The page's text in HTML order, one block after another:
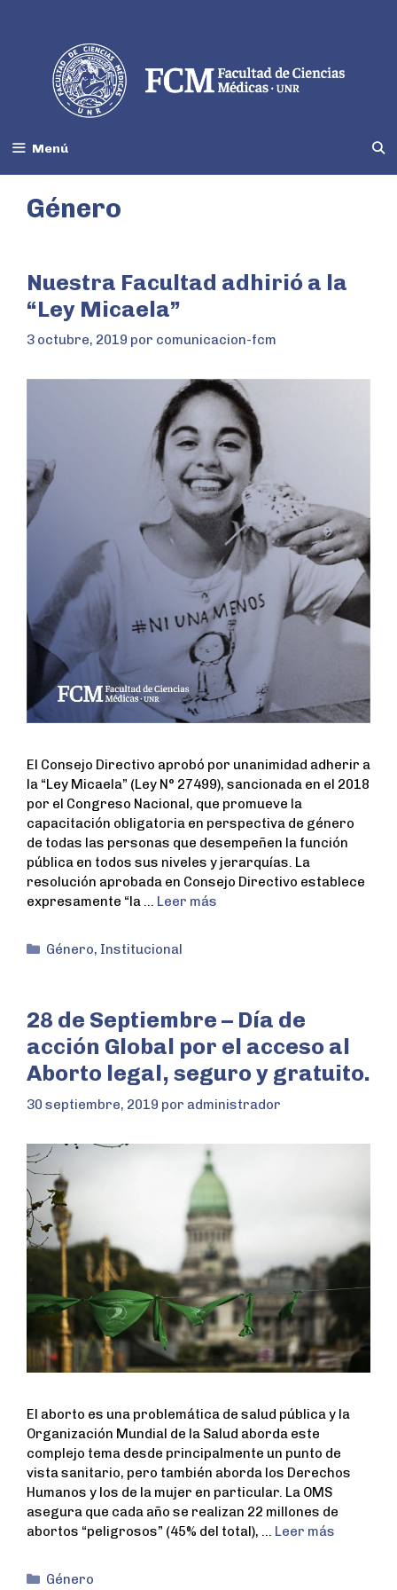
Menú
Género
Nuestra Facultad adhirió a la
“Ley Micaela”
3 octubre, 2019 por comunicacion-fcm
El Consejo Directivo aprobó por unanimidad adherir a
la “Ley Micaela” (Ley N° 27499), sancionada en el 2018
por el Congreso Nacional, que promueve la
capacitación obligatoria en perspectiva de género
de todas las personas que desempeñen la función
pública en todos sus niveles y jerarquías. La
resolución aprobada en Consejo Directivo establece
expresamente “la … Leer más
Género, Institucional
28 de Septiembre – Día de
acción Global por el acceso al
Aborto legal, seguro y gratuito.
30 septiembre, 2019 por administrador
El aborto es una problemática de salud pública y la
Organización Mundial de la Salud aborda este
complejo tema desde principalmente un punto de
vista sanitario, pero también aborda los Derechos
Humanos y los de la mujer en particular. La OMS
asegura que cada año se realizan 22 millones de
abortos “peligrosos” (45% del total), … Leer más
Género